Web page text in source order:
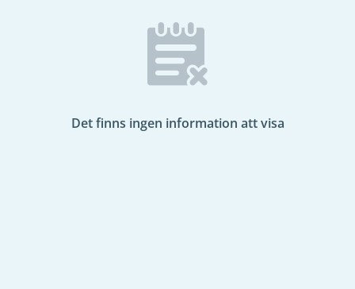
Det finns ingen information att visa